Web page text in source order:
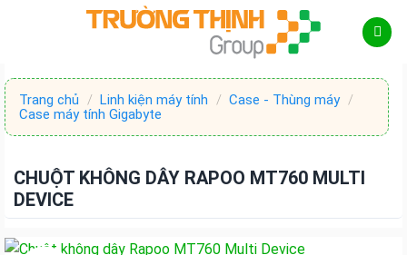
Trang chủ / Linh kiện máy tính / Case - Thùng máy /
Case máy tính Gigabyte
CHUỘT KHÔNG DÂY RAPOO MT760 MULTI
DEVICE